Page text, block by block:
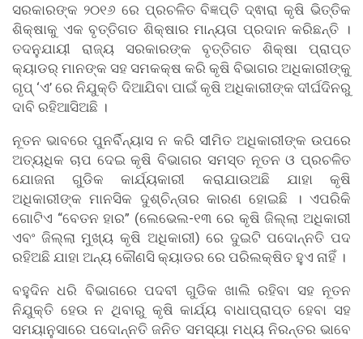
ସରକାରଙ୍କ ୨୦୧୬ ରେ ପ୍ରଚଳିତ ବିଜ୍ଞପ୍ତି ଦ୍ଵାରା କୃଷି ଭିତ୍ତିକ
ଶିକ୍ଷାକୁ ଏକ ବୃତ୍ତିଗତ ଶିକ୍ଷାର ମାନ୍ୟତା ପ୍ରଦାନ କରିଛନ୍ତି ।
ତଦନୁଯାୟୀ ରାଜ୍ୟ ସରକାରଙ୍କ ବୃତ୍ତିଗତ ଶିକ୍ଷା ପ୍ରାପ୍ତ
କ୍ୟାଡର୍ ମାନଙ୍କ ସହ ସମକକ୍ଷ କରି କୃଷି ବିଭାଗର ଅଧିକାରୀଙ୍କୁ
ଗୃପ୍ ‘ଏ’ ରେ ନିଯୁକ୍ତି ଦିଆଯିବା ପାଇଁ କୃଷି ଅଧିକାରୀଙ୍କ ଦୀର୍ଘଦିନରୁ
ଦାବି ରହିଆସିଅଛି ।
ନୂତନ ଭାବରେ ପୁନର୍ବିନ୍ୟାସ ନ କରି ସୀମିତ ଅଧିକାରୀଙ୍କ ଉପରେ
ଅତ୍ୟଧିକ ଚାପ ଦେଇ କୃଷି ବିଭାଗର ସମସ୍ତ ନୂତନ ଓ ପ୍ରଚଳିତ
ଯୋଜନା ଗୁଡିକ କାର୍ଯ୍ୟକାରୀ କରାଯାଉଅଛି ଯାହା କୃଷି
ଅଧିକାରୀଙ୍କ ମାନସିକ ଦୁଶ୍ଚିନ୍ତାର କାରଣ ହୋଇଛି । ଏପରିକି
ଗୋଟିଏ “ବେତନ ହାର” (ଲେଭେଲ-୧୩ ରେ କୃଷି ଜିଲ୍ଲା ଅଧିକାରୀ
ଏବଂ ଜିଲ୍ଲା ମୁଖ୍ୟ କୃଷି ଅଧିକାରୀ) ରେ ଦୁଇଟି ପଦୋନ୍ନତି ପଦ
ରହିଅଛି ଯାହା ଅନ୍ୟ କୌଣସି କ୍ୟାଡର ରେ ପରିଲକ୍ଷିତ ହୁଏ ନାହିଁ ।
ବହୁଦିନ ଧରି ବିଭାଗରେ ପଦବୀ ଗୁଡିକ ଖାଲି ରହିବା ସହ ନୂତନ
ନିଯୁକ୍ତି ହେଉ ନ ଥିବାରୁ କୃଷି କାର୍ଯ୍ୟ ବାଧାପ୍ରାପ୍ତ ହେବା ସହ
ସମୟାନୁସାରେ ପଦୋନ୍ନତି ଜନିତ ସମସ୍ୟା ମଧ୍ୟ ନିରନ୍ତର ଭାବେ